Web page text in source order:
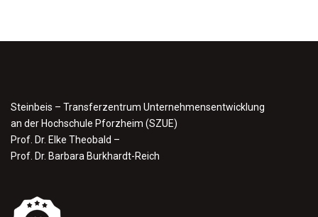
Steinbeis – Transferzentrum Unternehmensentwicklung
an der Hochschule Pforzheim (SZUE)
Prof. Dr. Elke Theobald –
Prof. Dr. Barbara Burkhardt-Reich